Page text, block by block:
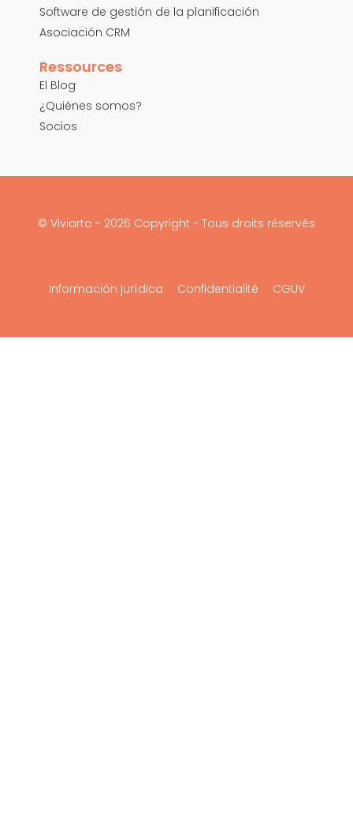
Software de gestión de la planificación
Asociación CRM
Ressources
El Blog
¿Quiénes somos?
Socios
© Viviarto - 2026 Copyright - Tous droits réservés
Información jurídica Confidentialité CGUV